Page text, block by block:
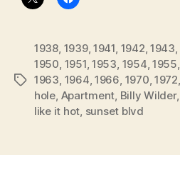
Stikkord
1938 1939, 1941 1942 1943
1950 1951 1953 1954 1955
1963 1964 1966 1970 1972
hole Apartment Billy Wilder,
like it hot sunset blvd